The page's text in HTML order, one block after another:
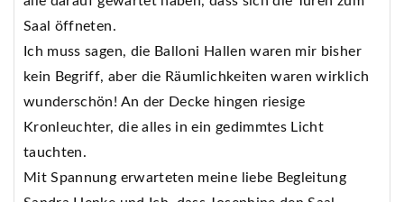
Saal öffneten.
Ich muss sagen, die Balloni Hallen waren mir bisher
kein Begriff, aber die Räumlichkeiten waren wirklich
wunderschön! An der Decke hingen riesige
Kronleuchter, die alles in ein gedimmtes Licht
tauchten.
Mit Spannung erwarteten meine liebe Begleitung